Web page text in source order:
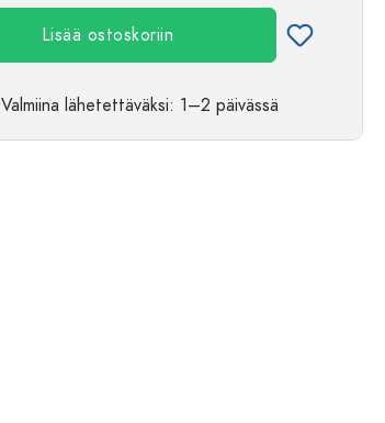
Lisää ostoskoriin
Valmiina lähetettäväksi: 1–2 päivässä